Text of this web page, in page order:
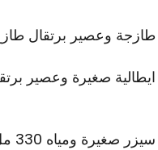
وعصير برتقال
صغيرة وعصير
صغيرة ومياه 330 مل